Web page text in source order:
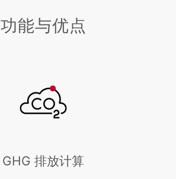
功能与优点
GHG 排放计算